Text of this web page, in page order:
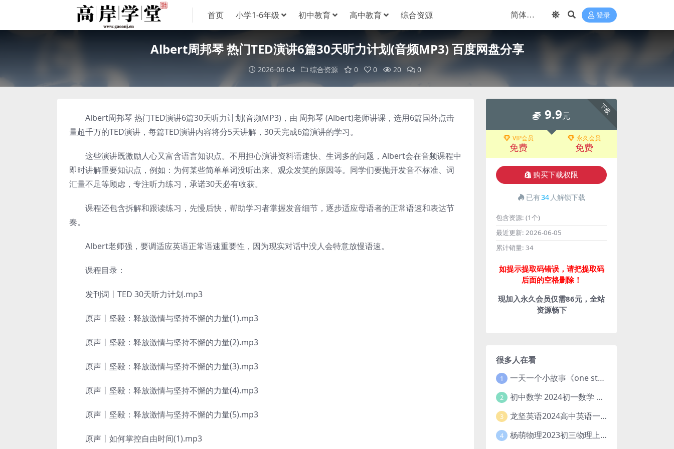
首页 小学1-6年级 初中教育 高中教育 综合资源 登录
Albert周邦琴 热门TED演讲6篇30天听力计划(音频MP3) 百度网盘分享
2026-06-04 综合资源 0 0 20 0
Albert周邦琴 热门TED演讲6篇30天听力计划(音频MP3)，由 周邦琴 (Albert)老师讲课，选用6篇国外点击
量超千万的TED演讲，每篇TED演讲内容将分5天讲解，30天完成6篇演讲的学习。
这些演讲既激励人心又富含语言知识点。不用担心演讲资料语速快、生词多的问题，Albert会在音频课程中
即时讲解重要知识点，例如：为何某些简单单词没听出来、观众发笑的原因等。同学们要抛开发音不标准、词
汇量不足等顾虑，专注听力练习，承诺30天必有收获。
课程还包含拆解和跟读练习，先慢后快，帮助学习者掌握发音细节，逐步适应母语者的正常语速和表达节
奏。
Albert老师强，要调适应英语正常语速重要性，因为现实对话中没人会特意放慢语速。
课程目录：
发刊词丨TED 30天听力计划.mp3
原声丨坚毅：释放激情与坚持不懈的力量(1).mp3
原声丨坚毅：释放激情与坚持不懈的力量(2).mp3
原声丨坚毅：释放激情与坚持不懈的力量(3).mp3
原声丨坚毅：释放激情与坚持不懈的力量(4).mp3
原声丨坚毅：释放激情与坚持不懈的力量(5).mp3
原声丨如何掌控自由时间(1).mp3
下载
9.9元
VIP会员
免费
永久会员
免费
购买下载权限
已有34 人解锁下载
包含资源: (1个)
最近更新: 2026-06-05
累计销量: 34
如提示提取码错误，请把提取码
后面的空格删除！
现加入永久会员仅需86元，全站
资源畅下
很多人在看
1 一天一个小故事《one story a day》初中版 百度网盘分享下载
2 初中数学 2024初一数学 朱韬数学 S班春季下 A+班春季下 百度云网盘
3 龙坚英语2024高中英语一轮系统班(全国卷+北京卷)
4
杨萌物理2023初三物理上秋季A+班(视频+讲义) 百度网盘分享